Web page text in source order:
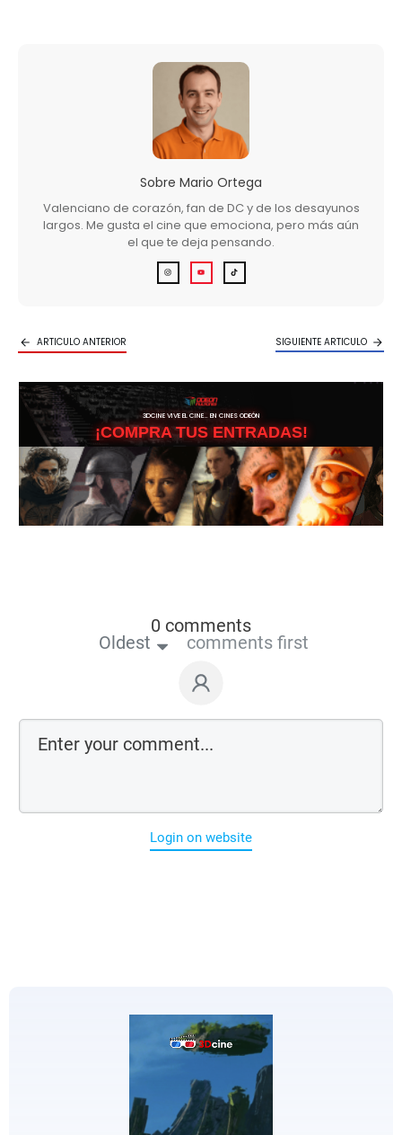
Sobre Mario Ortega
Valenciano de corazón, fan de DC y de los desayunos
largos. Me gusta el cine que emociona, pero más aún
el que te deja pensando.
ARTICULO ANTERIOR SIGUIENTE ARTICULO
3DCINE VIVE EL CINE… EN CINES ODEÓN
¡COMPRA TUS ENTRADAS!
0 comments
Oldest comments first
Login on website